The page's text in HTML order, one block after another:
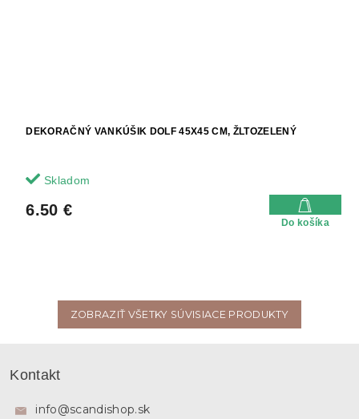
DEKORAČNÝ VANKÚŠIK DOLF 45X45 CM, ŽLTOZELENÝ
Skladom
6.50 €
Do košíka
ZOBRAZIŤ VŠETKY SÚVISIACE PRODUKTY
Kontakt
info@scandishop.sk